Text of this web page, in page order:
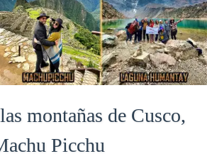
montañas de Cusco,
Picchu